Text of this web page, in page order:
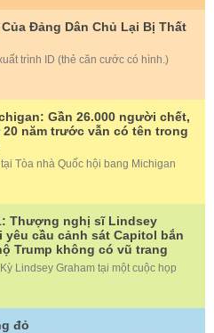
Đảng Dân Chủ Lại Bị Thất
trình ID (thẻ căn cước có hình.)
Gần 26.000 người chết,
năm trước vẫn có tên trong
Tòa nhà Quốc hội bang Michigan
Thượng nghị sĩ Lindsey
yêu cầu cảnh sát Capitol bắn
Trump không có vũ trang
Lindsey Graham tại một cuộc họp
đỏ